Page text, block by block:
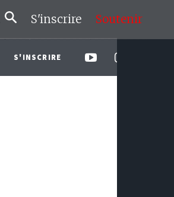
S'inscrire Soutenir
S'INSCRIRE